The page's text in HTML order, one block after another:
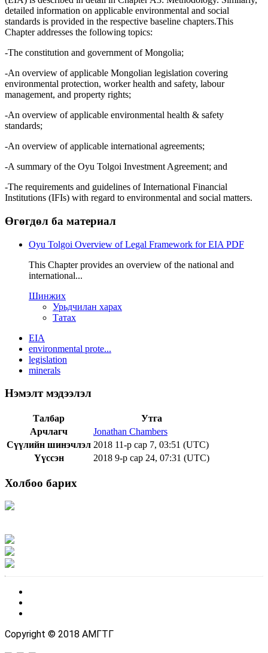
detailed information on applicable environmental and social
standards is provided in the respective baseline chapters.This
Chapter addresses the following topics:
-The constitution and government of Mongolia;
-An overview of applicable Mongolian legislation covering
environmental protection, worker health and safety, labour
management, and property rights;
-An overview of applicable environmental health & safety
standards;
-An overview of applicable international agreements;
-A summary of the Oyu Tolgoi Investment Agreement; and
-The requirements and guidelines of International Financial
Institutions (IFIs) with regard to environmental and social matters.
Өгөгдөл ба материал
Oyu Tolgoi Overview of Legal Framework for EIA PDF
This Chapter provides an overview of the national and
international...
Шинжих
Урьдчилан харах
Татах
EIA
environmental prote...
legislation
minerals
Нэмэлт мэдээлэл
Талбар
Утга
Арчлагч
Jonathan Chambers
Сүүлийн шинэчлэл 2018 11-р сар 7, 03:51 (UTC)
Үүссэн
2018 9-р сар 24, 07:31 (UTC)
Холбоо барих
Copyright © 2018 АМГТГ